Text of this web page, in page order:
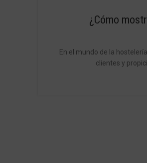
¿Cómo
En el mundo de la
clientes y